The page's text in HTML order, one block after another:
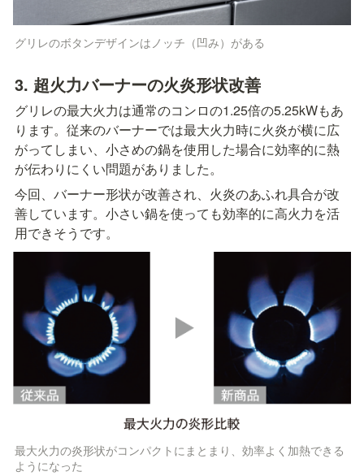
グリレのボタンデザインはノッチ（凹み）がある
3. 超火力バーナーの火炎形状改善
グリレの最大火力は通常のコンロの1.25倍の5.25kWもあ
ります。従来のバーナーでは最大火力時に火炎が横に広
がってしまい、小さめの鍋を使用した場合に効率的に熱
が伝わりにくい問題がありました。
今回、バーナー形状が改善され、火炎のあふれ具合が改
善しています。小さい鍋を使っても効率的に高火力を活
用できそうです。
最大火力の炎形状がコンパクトにまとまり、効率よく加熱できる
ようになった